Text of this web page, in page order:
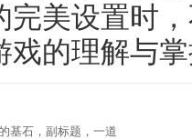
完美设置时
戏的理解与
基石，副标题，一道